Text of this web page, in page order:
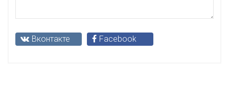
Вконтакте Facebook